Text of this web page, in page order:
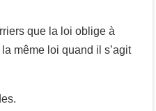
que la loi oblige à
même loi quand il s’agit